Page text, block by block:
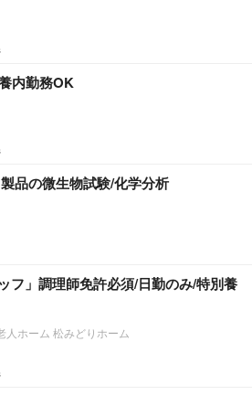
内勤務OK
品の微生物試験/化学分析
フ」調理師免許必須/日勤のみ/特別養
人ホーム 松みどりホーム